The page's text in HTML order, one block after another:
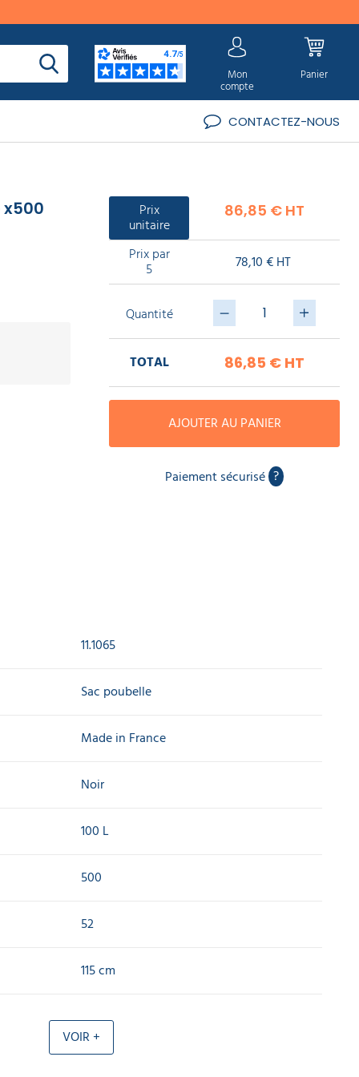
Mon
compte
Panier
CONTACTEZ-NOUS
x500 Prix
unitaire
86,85 € HT
Prix par
5 78,10 € HT
Quantité
TOTAL 86,85 € HT
AJOUTER AU PANIER
Paiement sécurisé ?
11.1065
Sac poubelle
Made in France
Noir
100 L
500
52
115 cm
VOIR +